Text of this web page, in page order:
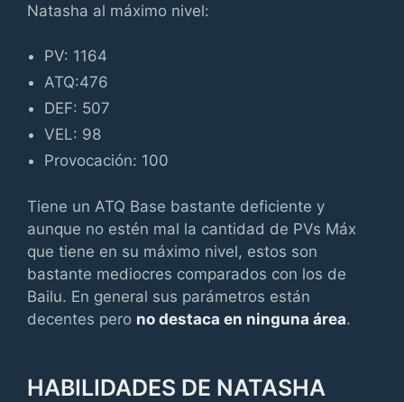
Natasha al máximo nivel:
PV: 1164
ATQ:476
DEF: 507
VEL: 98
Provocación: 100
Tiene un ATQ Base bastante deficiente y
aunque no estén mal la cantidad de PVs Máx
que tiene en su máximo nivel, estos son
bastante mediocres comparados con los de
Bailu. En general sus parámetros están
decentes pero no destaca en ninguna área.
HABILIDADES DE NATASHA